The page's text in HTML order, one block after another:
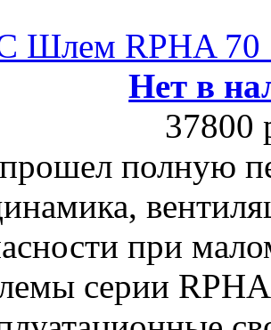
Шлем RPHA 70
Нет в
37800
полную
при
серии